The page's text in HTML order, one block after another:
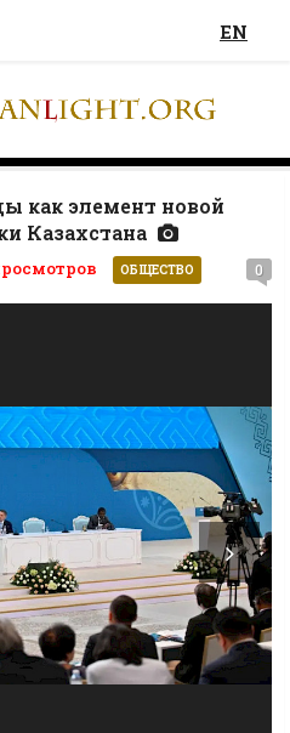
EN
как элемент новой
Казахстана
ОБЩЕСТВО 0